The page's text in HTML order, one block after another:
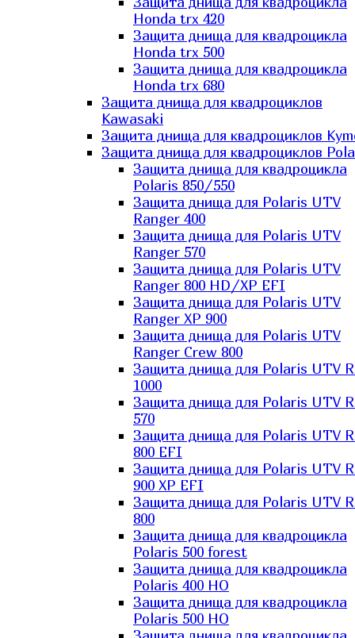
Honda trx 420
Защита днища для квадроцикла
Honda trx 500
Защита днища для квадроцикла
Honda trx 680
Защита днища для квадроциклов
Kawasaki
Защита днища для квадроциклов
Защита днища для квадроциклов
Защита днища для квадроцикла
Polaris 850/550
Защита днища для Polaris UTV
Ranger 400
Защита днища для Polaris UTV
Ranger 570
Защита днища для Polaris UTV
Ranger 800 HD/XP EFI
Защита днища для Polaris UTV
Ranger XP 900
Защита днища для Polaris UTV
Ranger Сrew 800
Защита днища для Polaris UTV
1000
Защита днища для Polaris UTV
570
Защита днища для Polaris UTV
800 EFI
Защита днища для Polaris UTV
900 XP EFI
Защита днища для Polaris UTV
800
Защита днища для квадроцикла
Polaris 500 forest
Защита днища для квадроцикла
Polaris 400 HO
Защита днища для квадроцикла
Polaris 500 HO